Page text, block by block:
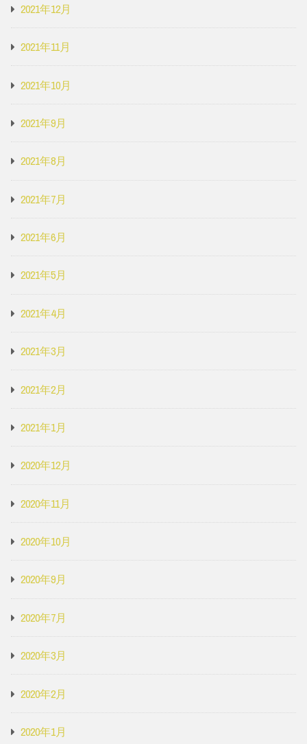
2021年12月
2021年11月
2021年10月
2021年9月
2021年8月
2021年7月
2021年6月
2021年5月
2021年4月
2021年3月
2021年2月
2021年1月
2020年12月
2020年11月
2020年10月
2020年9月
2020年7月
2020年3月
2020年2月
2020年1月